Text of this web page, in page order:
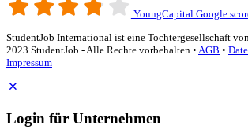
YoungCapital Google
StudentJob International ist eine Tochtergesellschaft
2023 StudentJob - Alle Rechte vorbehalten • AGB •
Impressum
Login für Unternehmen